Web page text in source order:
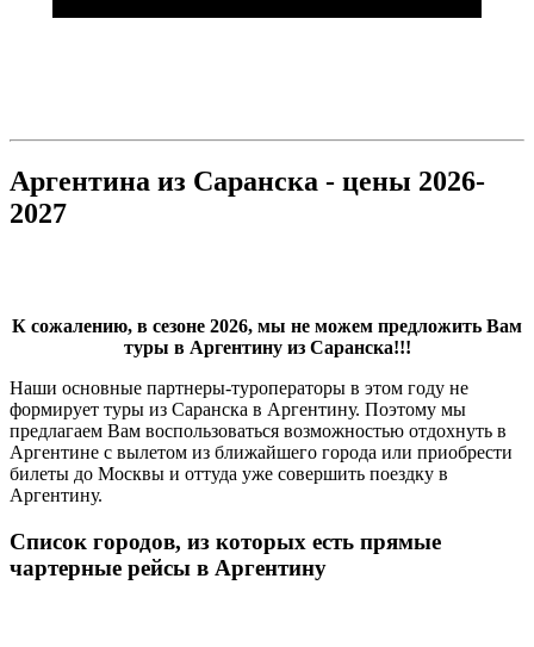
Аргентина из Саранска - цены 2026-
2027
К сожалению, в сезоне 2026, мы не можем предложить Вам
туры в Аргентину из Саранска!!!
Наши основные партнеры-туроператоры в этом году не
формирует туры из Саранска в Аргентину. Поэтому мы
предлагаем Вам воспользоваться возможностью отдохнуть в
Аргентине с вылетом из ближайшего города или приобрести
билеты до Москвы и оттуда уже совершить поездку в
Аргентину.
Список городов, из которых есть прямые
чартерные рейсы в Аргентину